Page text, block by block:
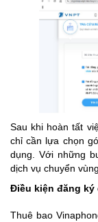
Sau khi hoàn tất
chỉ cần lựa chọn
dụng. Với những
dịch vụ chuyển
Điều kiện đăng ký
Thuê bao